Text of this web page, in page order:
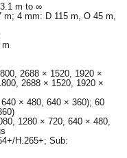
m to ∞
4 mm: D 115 m, O 45 m,
m
2688 × 1520, 1920 ×
2688 × 1520, 1920 ×
× 480, 640 × 360); 60
1280 × 720, 640 × 480,
H.265+; Sub: